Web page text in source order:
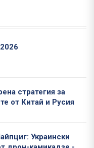
стратегия за
от Китай и Русия
Украински